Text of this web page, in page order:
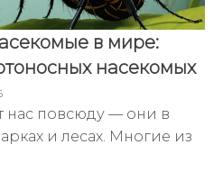
в мире:
насекомых
нас повсюду — они в
и лесах. Многие из